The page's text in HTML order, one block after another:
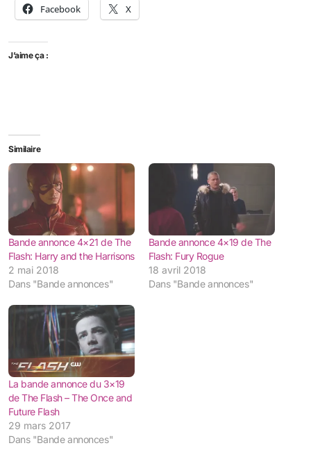
Facebook X
J’aime ça :
Similaire
Bande annonce 4×21 de The
Flash: Harry and the Harrisons
2 mai 2018
Dans "Bande annonces"
Bande annonce 4×19 de The
Flash: Fury Rogue
18 avril 2018
Dans "Bande annonces"
La bande annonce du 3×19
de The Flash – The Once and
Future Flash
29 mars 2017
Dans "Bande annonces"